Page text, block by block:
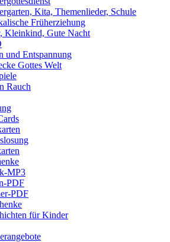
Kita, Themenlieder, Schule
Früherziehung
Kleinkind, Gute Nacht
und Entspannung
Gottes Welt
Rauch
MP3
PDF
PDF
für Kinder